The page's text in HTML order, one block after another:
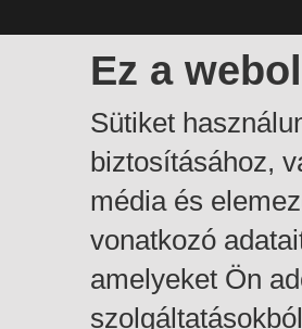
Ez a
Sütiket
biztosításához,
média és
vonatkozó
amelyeket Ön